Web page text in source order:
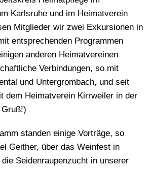
Karlsruhe und im Heimatverein
Mitglieder wir zwei Exkursionen in
entsprechenden Programmen
anderen Heimatvereinen
Verbindungen, so mit
und Untergrombach, und seit
dem Heimatverein Kirrweiler in der
standen einige Vorträge, so
Geither, über das Weinfest in
Seidenraupenzucht in unserer